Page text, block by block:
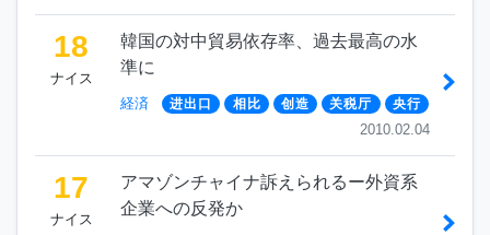
18
ナイス
韓国の対中貿易依存率、過去最高の水
準に
経済 进出口 相比 创造 关税厅 央行
2010.02.04
17
ナイス
アマゾンチャイナ訴えられるー外資系
企業への反発か